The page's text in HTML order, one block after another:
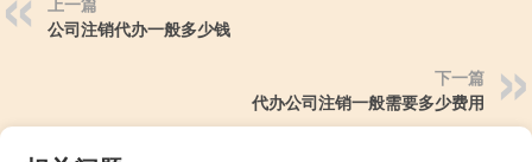
公司注销代办一般多少钱
下一篇
代办公司注销一般需要多少费用